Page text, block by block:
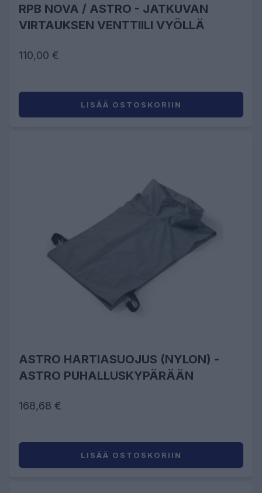
RPB NOVA / ASTRO - JATKUVAN
VIRTAUKSEN VENTTIILI VYÖLLÄ
110,00 €
LISÄÄ OSTOSKORIIN
ASTRO HARTIASUOJUS (NYLON) -
ASTRO PUHALLUSKYPÄRÄÄN
168,68 €
LISÄÄ OSTOSKORIIN